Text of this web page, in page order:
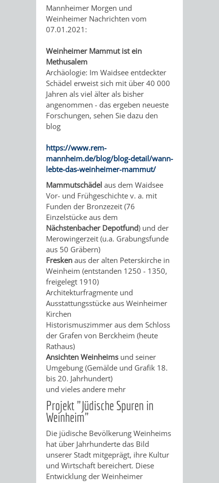
EINRICHTUNGEN
ORTSVEREINE
DATEN
/
/
FAKTEN
BILDUNG
KINDERBETREUUNG
KINDERTAGESPFLEGE
KINDERKRIPPEN
SCHULEN
SCHULARTEN
SCHULVERWALTUNG
VERANSTALTUNGSKALENDER
Mannheimer Morgen und
Weinheimer Nachrichten vom
07.01.2021:
Weinheimer Mammut ist ein
Methusalem
Archäologie: Im Waidsee entdeckter
Schädel erweist sich mit über 40 000
Jahren als viel älter als bisher
angenommen - das ergeben neueste
Forschungen, sehen Sie dazu den
blog
https://www.rem-
mannheim.de/blog/blog-detail/wann-
lebte-das-weinheimer-mammut/
Mammutschädel aus dem Waidsee
Vor- und Frühgeschichte v. a. mit
Funden der Bronzezeit (76
Einzelstücke aus dem
Nächstenbacher Depotfund) und der
Merowingerzeit (u.a. Grabungsfunde
aus 50 Gräbern)
Fresken aus der alten Peterskirche in
Weinheim (entstanden 1250 - 1350,
freigelegt 1910)
Architekturfragmente und
Ausstattungsstücke aus Weinheimer
Kirchen
Historismuszimmer aus dem Schloss
der Grafen von Berckheim (heute
Rathaus)
Ansichten Weinheims und seiner
Umgebung (Gemälde und Grafik 18.
bis 20. Jahrhundert)
und vieles andere mehr
Projekt "Jüdische Spuren in
Weinheim"
Die jüdische Bevölkerung Weinheims
hat über Jahrhunderte das Bild
unserer Stadt mitgeprägt, ihre Kultur
und Wirtschaft bereichert. Diese
Entwicklung der Weinheimer